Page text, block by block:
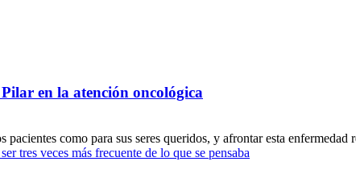
en la atención oncológica
como para sus seres queridos, y afrontar esta enfermedad